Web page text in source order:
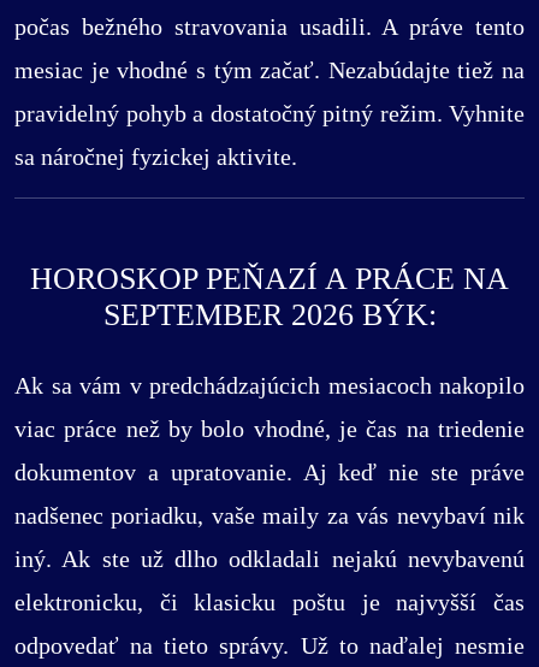
počas bežného stravovania usadili. A práve tento
mesiac je vhodné s tým začať. Nezabúdajte tiež na
pravidelný pohyb a dostatočný pitný režim. Vyhnite
sa náročnej fyzickej aktivite.
HOROSKOP PEŇAZÍ A PRÁCE NA
SEPTEMBER 2026 BÝK:
Ak sa vám v predchádzajúcich mesiacoch nakopilo
viac práce než by bolo vhodné, je čas na triedenie
dokumentov a upratovanie. Aj keď nie ste práve
nadšenec poriadku, vaše maily za vás nevybaví nik
iný. Ak ste už dlho odkladali nejakú nevybavenú
elektronicku, či klasicku poštu je najvyšší čas
odpovedať na tieto správy. Už to naďalej nesmie